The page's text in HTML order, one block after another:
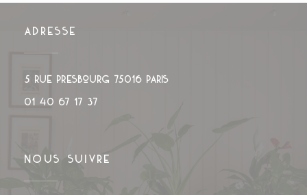
ADRESSE
5 rue Presbourg 75016 PARIS((ouvre une nouvelle
01 40 67 17 37
NOUS SUIVRE